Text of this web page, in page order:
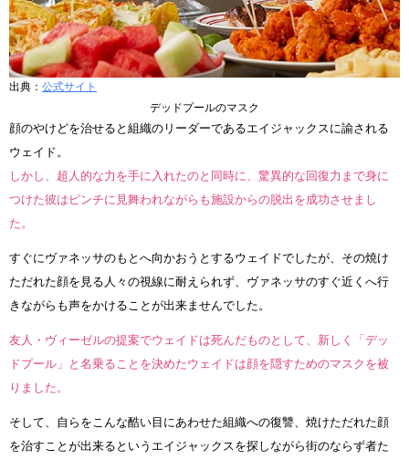
出典： 公式サイト
デッドプールのマスク
顔のやけどを治せると組織のリーダーであるエイジャックスに諭される
ウェイド。
しかし、超人的な力を手に入れたのと同時に、驚異的な回復力まで身に
つけた彼はピンチに見舞われながらも施設からの脱出を成功させまし
た。
すぐにヴァネッサのもとへ向かおうとするウェイドでしたが、その焼け
ただれた顔を見る人々の視線に耐えられず、ヴァネッサのすぐ近くへ行
きながらも声をかけることが出来ませんでした。
友人・ヴィーゼルの提案でウェイドは死んだものとして、新しく「デッ
ドプール」と名乗ることを決めたウェイドは顔を隠すためのマスクを被
りました。
そして、自らをこんな酷い目にあわせた組織への復讐、焼けただれた顔
を治すことが出来るというエイジャックスを探しながら街のならず者た